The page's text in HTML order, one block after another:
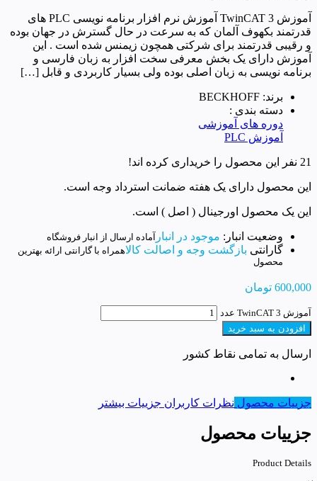
آموزش TwinCAT 3 آموزش نرم افزار برنامه نویسی PLC های
قدرتمند بکهوف آلمان که به سرعت در حال گسترش در جهان بوده
و رقیبی قدرتمند برای شرکتی همچون زیمنس شده است . این
آموزش دارای یک بخش معرفی سخت افزار به زبان فارسی و
برنامه نویسی به زبان اصلی بوده ولی بسیار کاربردی و قابل […]
برند: BECKHOFF
دسته بندی :
دوره های آموزشی
آموزش PLC
21 نفر این محصول را خریداری کرده اند!
این محصول دارای یک هفته ضمانت استرداد وجه است.
این یک محصول اورجینال ( اصل ) است.
وضعیت انبار: موجود در انبار آماده ارسال از انبار فروشگاه
گارانتی بازگشت وجه و اصالت کالاهمراه با گارانتی ارائه بهترین
محصول
600,000 تومان
آموزش TwinCAT 3 عدد
افزودن به سبد خرید
ارسال به تمامی نقاط کشور
جزییات محصول نظرات کاربران جزییات بیشتر
جزییات محصول
Product Details